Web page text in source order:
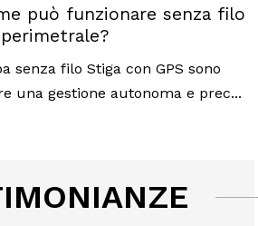
può funzionare senza filo
perimetrale?
senza filo Stiga con GPS sono
una gestione autonoma e prec...